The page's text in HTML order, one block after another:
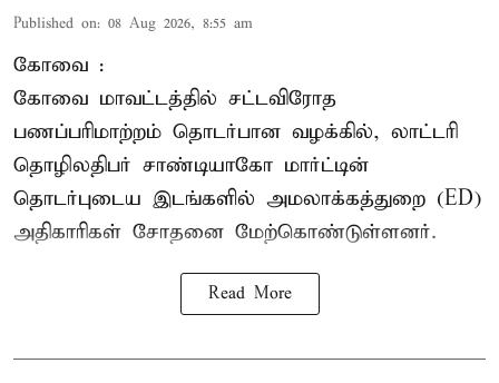
Published on: 08 Aug 2026, 8:55 am
கோவை :
கோவை மாவட்டத்தில் சட்டவிரோத
பணப்பரிமாற்றம் தொடர்பான வழக்கில், லாட்டரி
தொழிலதிபர் சாண்டியாகோ மார்ட்டின்
தொடர்புடைய இடங்களில் அமலாக்கத்துறை (ED)
அதிகாரிகள் சோதனை மேற்கொண்டுள்ளனர்.
Read More